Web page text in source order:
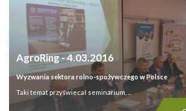
AgroRing - 4.03.2016
Wyzwania sektora rolno-spożywczego w Polsce
Taki temat przyświecał seminarium, ...